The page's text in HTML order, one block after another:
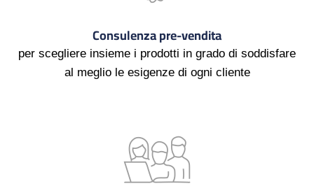
Consulenza pre-vendita
per scegliere insieme i prodotti in grado di soddisfare
al meglio le esigenze di ogni cliente